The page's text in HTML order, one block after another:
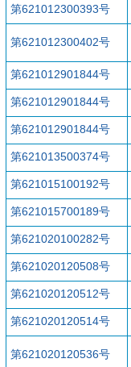
第621012300393号
第621012300402号
第621012901844号
第621012901844号
第621012901844号
第621013500374号
第621015100192号
第621015700189号
第621020100282号
第621020120508号
第621020120512号
第621020120514号
第621020120536号